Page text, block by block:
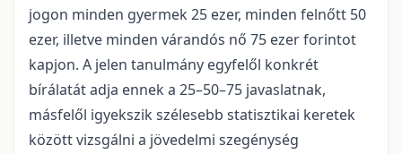
jogon minden gyermek 25 ezer, minden felnőtt 50
ezer, illetve minden várandós nő 75 ezer forintot
kapjon. A jelen tanulmány egyfelől konkrét
bírálatát adja ennek a 25–50–75 javaslatnak,
másfelől igyekszik szélesebb statisztikai keretek
között vizsgálni a jövedelmi szegénység